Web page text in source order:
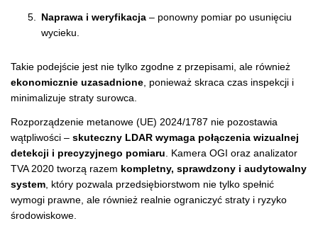
Naprawa i weryfikacja – ponowny pomiar po usunięciu
wycieku.
Takie podejście jest nie tylko zgodne z przepisami, ale również
ekonomicznie uzasadnione , ponieważ skraca czas inspekcji i
minimalizuje straty surowca.
Rozporządzenie metanowe (UE) 2024/1787 nie pozostawia
wątpliwości – skuteczny LDAR wymaga połączenia wizualnej
detekcji i precyzyjnego pomiaru . Kamera OGI oraz analizator
TVA 2020 tworzą razem kompletny, sprawdzony i audytowalny
system , który pozwala przedsiębiorstwom nie tylko spełnić
wymogi prawne, ale również realnie ograniczyć straty i ryzyko
środowiskowe.